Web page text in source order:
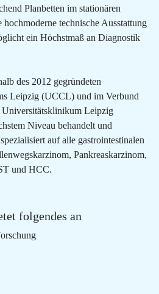
Planbetten im stationären
technische Ausstattung
ein Höchstmaß an Diagnostik
des 2012 gegründeten
Leipzig (UCCL) und im Verbund
Universitätsklinikum Leipzig
Niveau behandelt und
auf alle gastrointestinalen
Pankreaskarzinom,
und HCC.
folgendes an